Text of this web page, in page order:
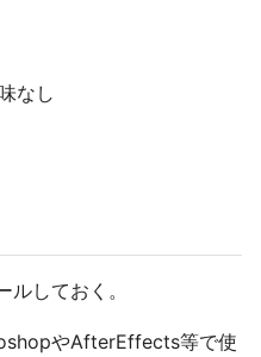
なし
しておく。
やAfterEffects等で使